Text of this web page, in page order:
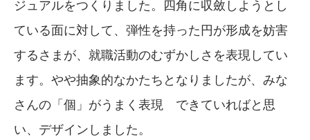
ジュアルをつくりました。四角に収斂しようとし
ている面に対して、弾性を持った円が形成を妨害
するさまが、就職活動のむずかしさを表現してい
ます。やや抽象的なかたちとなりましたが、みな
さんの「個」がうまく表現 できていればと思
い、デザインしました。